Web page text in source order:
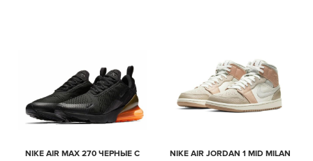
NIKE AIR MAX 270 ЧЕРНЫЕ С
NIKE AIR JORDAN 1 MID MILAN